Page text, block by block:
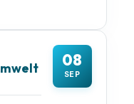
08
SEP